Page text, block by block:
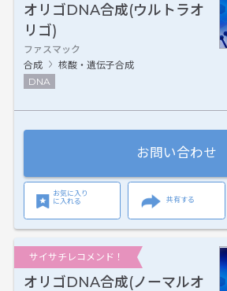
オリゴDNA合成(ウルトラオ
リゴ)
ファスマック
合成
核酸・遺伝子合成
DNA
お問い合わせ
お気に入り
に入れる
共有する
サイサチレコメンド！
オリゴDNA合成(ノーマルオ